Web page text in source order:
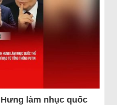
làm nhục quốc